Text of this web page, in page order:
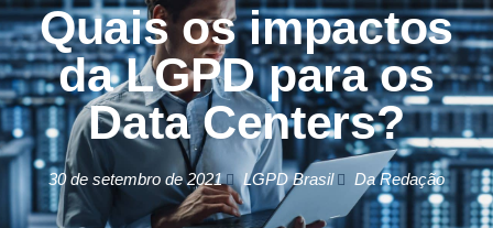
Quais os impactos
da LGPD para os
Data Centers?
30 de setembro de 2021 LGPD Brasil Da Redação